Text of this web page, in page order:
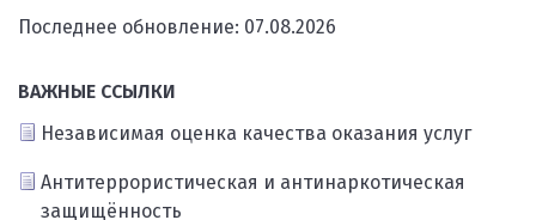
Последнее обновление: 07.08.2026
ВАЖНЫЕ ССЫЛКИ
Независимая оценка качества оказания услуг
Антитеррористическая и антинаркотическая
защищённость